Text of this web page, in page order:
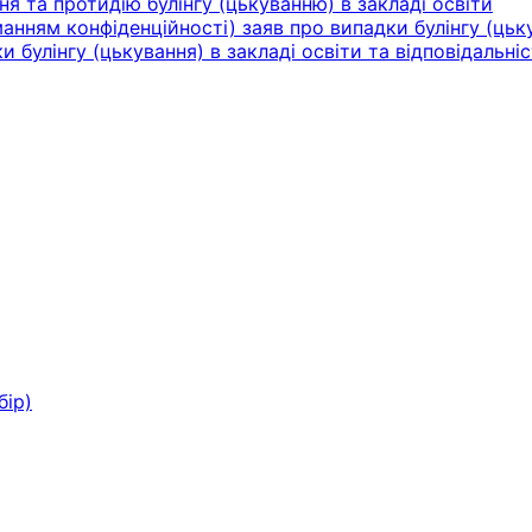
конфіденційності) заяв про випадки булінгу
(цькування) в закладі освіти та